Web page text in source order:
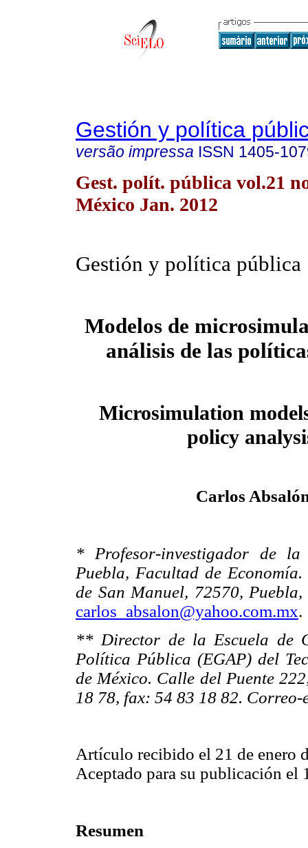
Gestión y política
versão impressa ISSN 1405-
Gest. polít. pública vol.21
México Jan. 2012
Gestión y política pública
Modelos de
análisis de las
Microsimulation
policy
Carlos
* Profesor-investigador de la
Puebla, Facultad de
de San Manuel, 72570,
carlos_absalon@yahoo.com.mx.
** Director de la Escuela de
Política Pública (EGAP) del
de México. Calle del Puente
18 78, fax: 54 83 18 82. Correo-
Artículo recibido el 21 de enero
Aceptado para su publicación el
Resumen